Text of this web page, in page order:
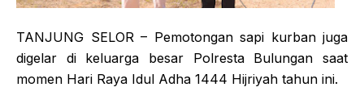
TANJUNG SELOR – Pemotongan sapi kurban juga
digelar di keluarga besar Polresta Bulungan saat
momen Hari Raya Idul Adha 1444 Hijriyah tahun ini.